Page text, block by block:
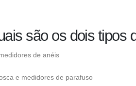
são os dois tipos
de anéis
e medidores de parafuso